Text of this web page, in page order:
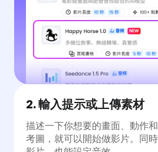
2. 輸入提示或上傳素材
描述一下你想要的畫面、動作
考圖，就可以開始做影片。同